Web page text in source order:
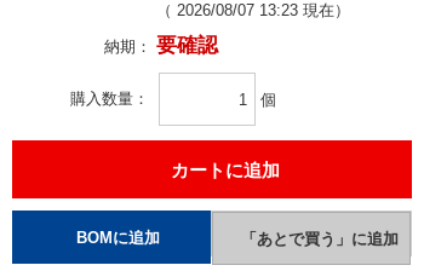
（ 2026/08/07 13:23 現在）
納期： 要確認
購入数量 個